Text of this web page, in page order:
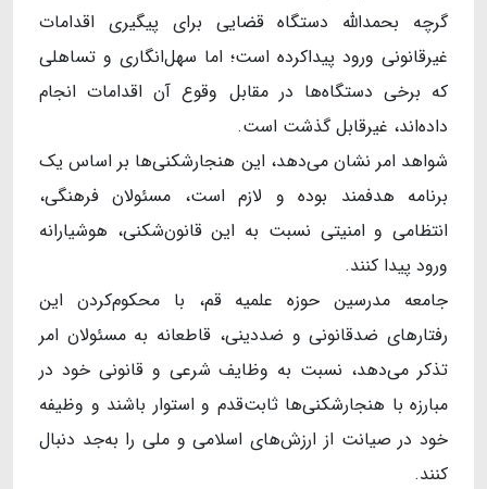
گرچه بحمدالله دستگاه قضایی برای پیگیری اقدامات
غیرقانونی ورود پیداکرده است؛ اما سهل‌انگاری و تساهلی
که برخی دستگاه‌ها در مقابل وقوع آن اقدامات انجام
داده‌اند، غیرقابل گذشت است.
شواهد امر نشان می‌دهد، این هنجارشکنی‌ها بر اساس یک
برنامه هدفمند بوده و لازم است، مسئولان فرهنگی،
انتظامی و امنیتی نسبت به این قانون‌شکنی، هوشیارانه
ورود پیدا کنند.
جامعه مدرسین حوزه علمیه قم، با محکوم‌کردن این
رفتارهای ضدقانونی و ضددینی، قاطعانه به مسئولان امر
تذکر می‌دهد، نسبت به وظایف شرعی و قانونی خود در
مبارزه با هنجارشکنی‌ها ثابت‌قدم و استوار باشند و وظیفه
خود در صیانت از ارزش‌های اسلامی و ملی را به‌جد دنبال
کنند.